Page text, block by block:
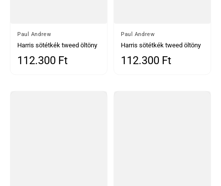
Által
Paul Andrew
Harris sötétkék tweed öltöny
kontrasztos Belmont ezüst
mellénnyel
Normál ár
112.300 Ft
Által
Paul Andrew
Harris sötétkék tweed öltöny
kontrasztos szürke Harris
tweed mellénnyel
Normál ár
112.300 Ft